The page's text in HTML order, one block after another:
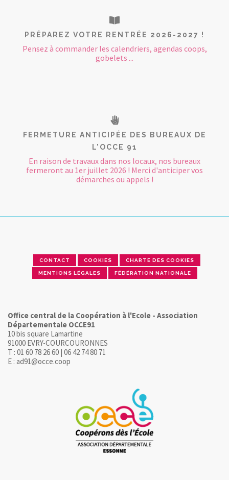
PRÉPAREZ VOTRE RENTRÉE 2026-2027 !
Pensez à commander les calendriers, agendas coops,
gobelets ...
FERMETURE ANTICIPÉE DES BUREAUX DE
L'OCCE 91
En raison de travaux dans nos locaux, nos bureaux
fermeront au 1er juillet 2026 ! Merci d'anticiper vos
démarches ou appels !
CONTACT COOKIES CHARTE DES COOKIES
MENTIONS LÉGALES FÉDÉRATION NATIONALE
Office central de la Coopération à l'Ecole - Association
Départementale OCCE91
10 bis square Lamartine
91000 EVRY-COURCOURONNES
T : 01 60 78 26 60 | 06 42 74 80 71
E : ad91@occe.coop